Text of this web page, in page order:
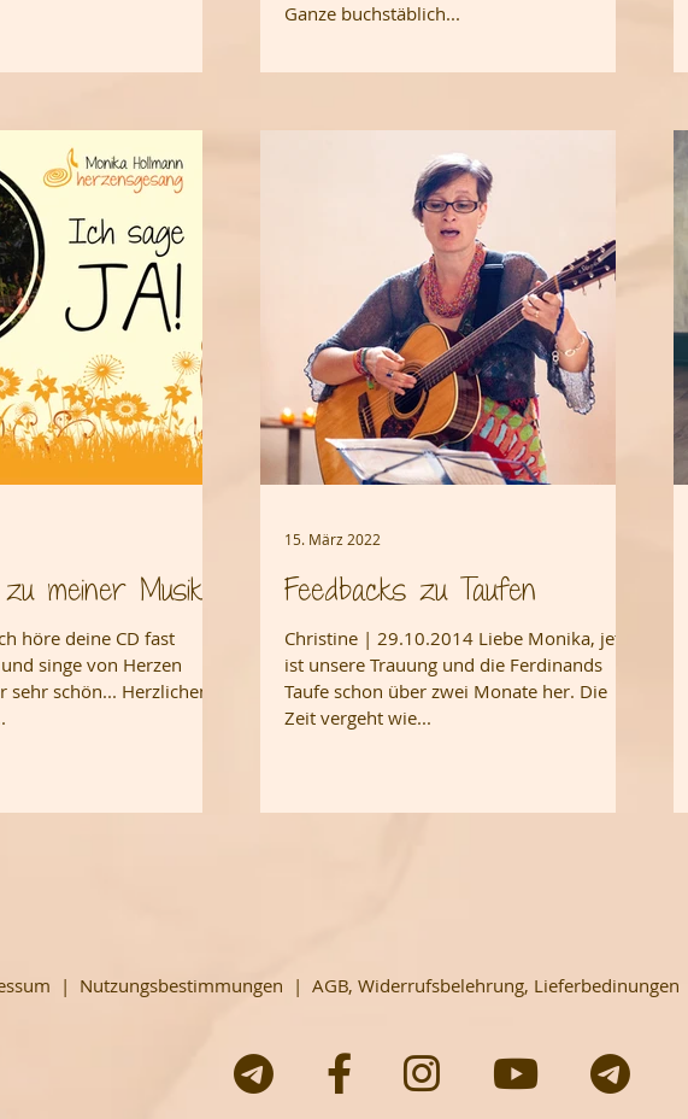
Ganze buchstäblich...
meiner Musik
höre deine CD fast
singe von Herzen
sehr schön... Herzlichen
Feedbacks zu Taufen
Christine | 29.10.2014 Liebe Monika, jetzt
ist unsere Trauung und die Ferdinands
Taufe schon über zwei Monate her. Die
Zeit vergeht wie...
15. März 2022
| Nutzungsbestimmungen | AGB, Widerrufsbelehrung, Lieferbedinungen
    